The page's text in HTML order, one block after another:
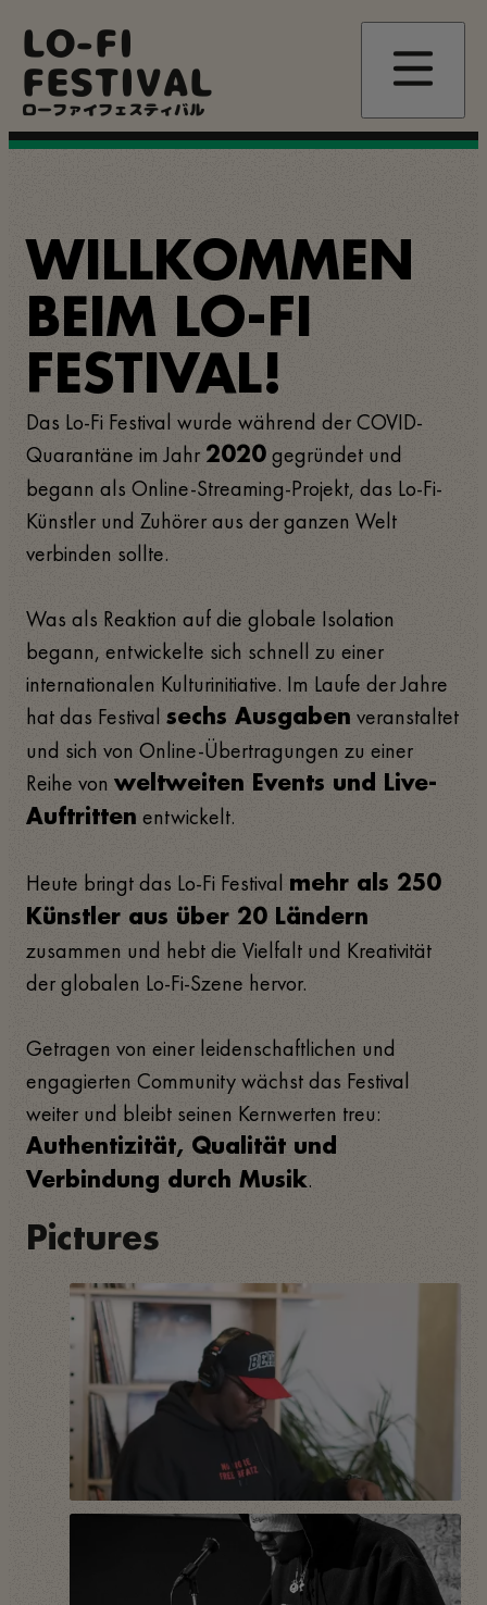
zum
Inhalt
LO-FI
FESTIVAL
ローファイフェスティバル
WILLKOMMEN
BEIM LO-FI
FESTIVAL!
Das Lo-Fi Festival wurde während der COVID-
Quarantäne im Jahr 2020 gegründet und
begann als Online-Streaming-Projekt, das Lo-Fi-
Künstler und Zuhörer aus der ganzen Welt
verbinden sollte.
Was als Reaktion auf die globale Isolation
begann, entwickelte sich schnell zu einer
internationalen Kulturinitiative. Im Laufe der Jahre
hat das Festival sechs Ausgaben veranstaltet
und sich von Online-Übertragungen zu einer
Reihe von weltweiten Events und Live-
Auftritten entwickelt.
Heute bringt das Lo-Fi Festival mehr als 250
Künstler aus über 20 Ländern
zusammen und hebt die Vielfalt und Kreativität
der globalen Lo-Fi-Szene hervor.
Getragen von einer leidenschaftlichen und
engagierten Community wächst das Festival
weiter und bleibt seinen Kernwerten treu:
Authentizität, Qualität und
Verbindung durch Musik.
Pictures